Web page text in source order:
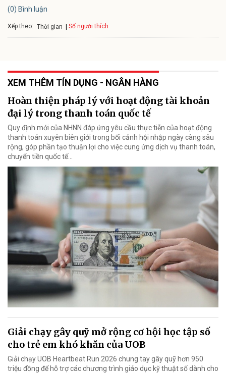
(0) Bình luận
Xếp theo: Thời gian Số người thích
XEM THÊM TÍN DỤNG - NGÂN HÀNG
Hoàn thiện pháp lý với hoạt động tài khoản
đại lý trong thanh toán quốc tế
Quy định mới của NHNN đáp ứng yêu cầu thực tiễn của hoạt động
thanh toán xuyên biên giới trong bối cảnh hội nhập ngày càng sâu
rộng, góp phần tạo thuận lợi cho việc cung ứng dịch vụ thanh toán,
chuyển tiền quốc tế...
Giải chạy gây quỹ mở rộng cơ hội học tập số
cho trẻ em khó khăn của UOB
Giải chạy UOB Heartbeat Run 2026 chung tay gây quỹ hơn 950
triệu đồng để hỗ trợ các chương trình giáo dục kỹ thuật số dành cho